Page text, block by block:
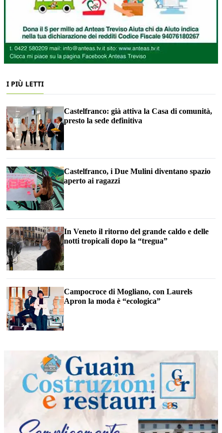
I PIÙ LETTI
Castelfranco: già attiva la Casa di comunità,
presto la sede definitiva
Castelfranco, i Due Mulini diventano spazio
aperto ai ragazzi
In Veneto il ritorno del grande caldo e delle
notti tropicali dopo la “tregua”
Campocroce di Mogliano, con Laurels
Apron la moda è “ecologica”